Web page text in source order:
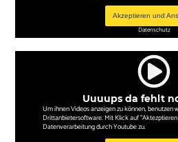
Akzeptieren und
Datenschutz
Uuuups da fehlt
Um ihnen Videos anzeigen zu können, benutzen
Drittanbietersoftware. Mit Klick auf
Datenverarbeitung durch Youtube zu.